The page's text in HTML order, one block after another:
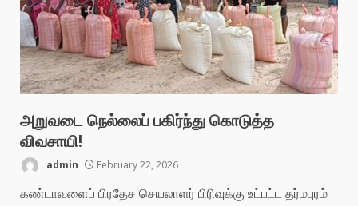
அறுவடை நெல்லைப் பகிர்ந்து கொடுத்த
விவசாயி!
admin February 22, 2026
கண்டாவளைப் பிரதேச செயலாளர் பிரிவுக்கு உட்பட்ட தர்மபுரம்